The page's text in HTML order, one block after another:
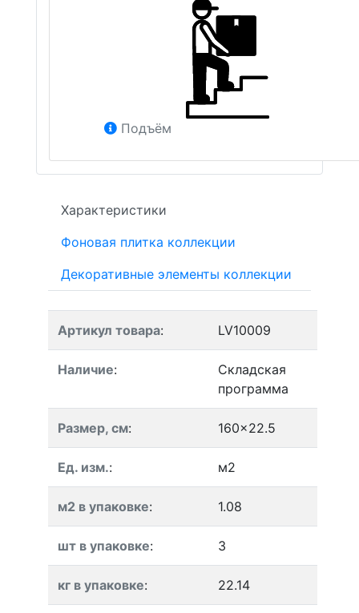
Подъём
Характеристики
Фоновая плитка коллекции
Декоративные элементы коллекции
Артикул товара: LV10009
Наличие:
Складская
программа
Размер, см: 160x22.5
Ед. изм.: м2
м2 в упаковке: 1.08
шт в упаковке: 3
кг в упаковке: 22.14